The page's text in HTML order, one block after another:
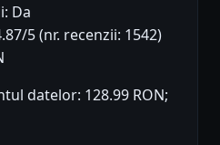
Da
5 (nr. recenzii: 1542)
datelor: 128.99 RON;